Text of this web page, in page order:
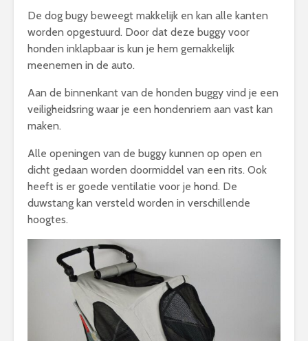
De dog bugy beweegt makkelijk en kan alle kanten
worden opgestuurd. Door dat deze buggy voor
honden inklapbaar is kun je hem gemakkelijk
meenemen in de auto.
Aan de binnenkant van de honden buggy vind je een
veiligheidsring waar je een hondenriem aan vast kan
maken.
Alle openingen van de buggy kunnen op open en
dicht gedaan worden doormiddel van een rits. Ook
heeft is er goede ventilatie voor je hond. De
duwstang kan versteld worden in verschillende
hoogtes.